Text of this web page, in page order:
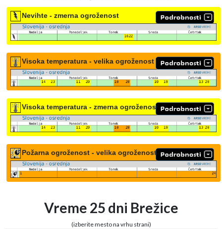
Nevihte - zmerna ogroženost
Visoka temperatura - velika ogroženost
Visoka temperatura - zmerna ogroženost
Požarna ogroženost - velika ogroženost
Vreme 25 dni Brežice
(izberite mesto na vrhu strani)